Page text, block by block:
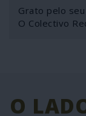
Grato pelo
O Colectivo
O